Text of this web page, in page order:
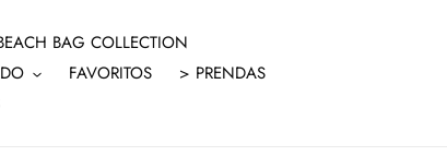
BAG COLLECTION
FAVORITOS
> PRENDAS